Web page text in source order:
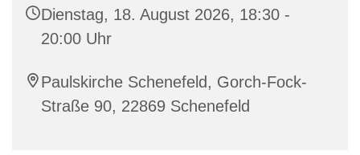
Dienstag, 18. August 2026, 18:30 -
20:00 Uhr
Paulskirche Schenefeld, Gorch-Fock-
Straße 90, 22869 Schenefeld